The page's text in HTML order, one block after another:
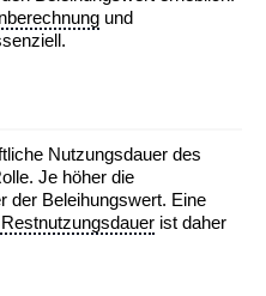
und
Nutzungsdauer des
Je höher die
der Beleihungswert. Eine
Restnutzungsdauer ist daher